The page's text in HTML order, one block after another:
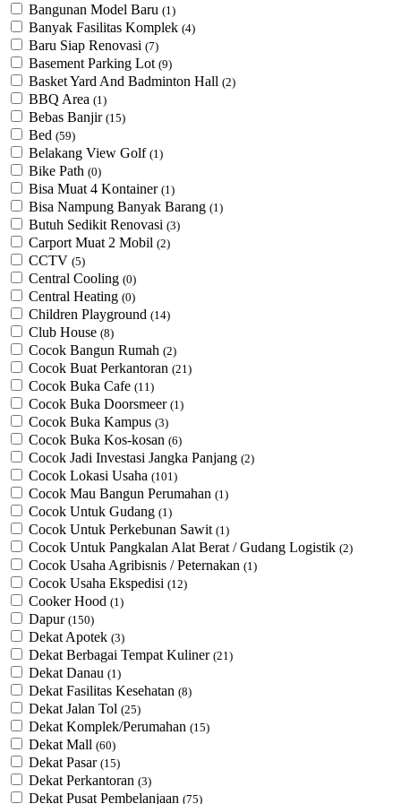
Bangunan Model Baru (1)
Banyak Fasilitas Komplek (4)
Baru Siap Renovasi (7)
Basement Parking Lot (9)
Basket Yard And Badminton Hall (2)
BBQ Area (1)
Bebas Banjir (15)
Bed (59)
Belakang View Golf (1)
Bike Path (0)
Bisa Muat 4 Kontainer (1)
Bisa Nampung Banyak Barang (1)
Butuh Sedikit Renovasi (3)
Carport Muat 2 Mobil (2)
CCTV (5)
Central Cooling (0)
Central Heating (0)
Children Playground (14)
Club House (8)
Cocok Bangun Rumah (2)
Cocok Buat Perkantoran (21)
Cocok Buka Cafe (11)
Cocok Buka Doorsmeer (1)
Cocok Buka Kampus (3)
Cocok Buka Kos-kosan (6)
Cocok Jadi Investasi Jangka Panjang (2)
Cocok Lokasi Usaha (101)
Cocok Mau Bangun Perumahan (1)
Cocok Untuk Gudang (1)
Cocok Untuk Perkebunan Sawit (1)
Cocok Untuk ​Pangkalan Alat Berat / Gudang Logistik (2)
Cocok Usaha Agribisnis / Peternakan (1)
Cocok Usaha Ekspedisi (12)
Cooker Hood (1)
Dapur (150)
Dekat Apotek (3)
Dekat Berbagai Tempat Kuliner (21)
Dekat Danau (1)
Dekat Fasilitas Kesehatan (8)
Dekat Jalan Tol (25)
Dekat Komplek/Perumahan (15)
Dekat Mall (60)
Dekat Pasar (15)
Dekat Perkantoran (3)
Dekat Pusat Pembelanjaan (75)